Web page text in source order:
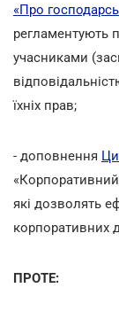
«Про
регламентують
учасниками
їхніх прав;
- доповнення
які дозволять
корпоративних
ПРОТЕ: